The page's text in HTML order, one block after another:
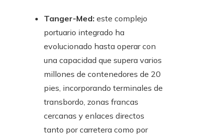
Tanger-Med: este complejo
portuario integrado ha
evolucionado hasta operar con
una capacidad que supera varios
millones de contenedores de 20
pies, incorporando terminales de
transbordo, zonas francas
cercanas y enlaces directos
tanto por carretera como por